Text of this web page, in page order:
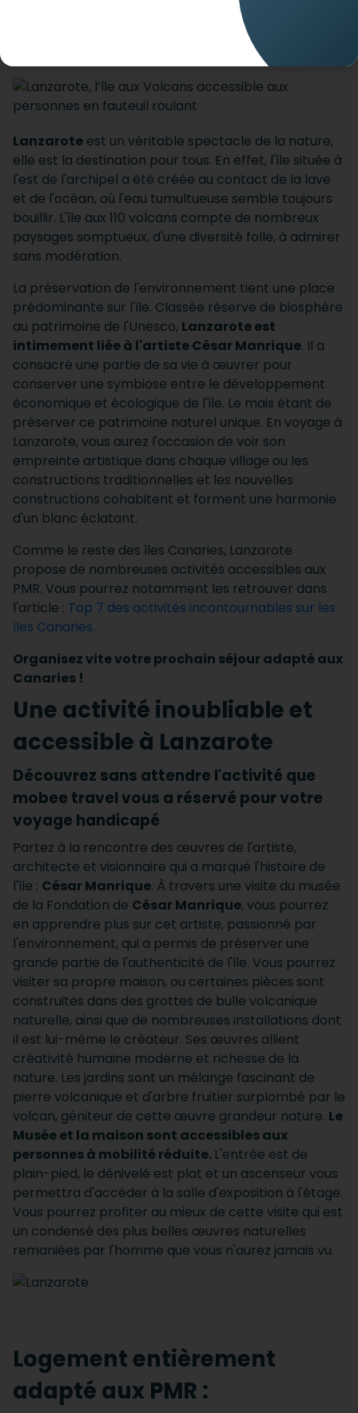
Partez en vacances avec votre handicap en toute
Lanzarote est un véritable spectacle de la nature,
elle est la destination pour tous. En effet, l'île située à
l'est de l'archipel a été créée au contact de la lave
et de l'océan, où l'eau tumultueuse semble toujours
bouillir. L'île aux 110 volcans compte de nombreux
paysages somptueux, d'une diversité folle, à admirer
sans modération.
La préservation de l'environnement tient une place
prédominante sur l'île. Classée réserve de biosphère
au patrimoine de l'Unesco, Lanzarote est
intimement liée à l'artiste César Manrique. Il a
consacré une partie de sa vie à œuvrer pour
conserver une symbiose entre le développement
économique et écologique de l'île. Le mais étant de
préserver ce patrimoine naturel unique. En voyage à
Lanzarote, vous aurez l'occasion de voir son
empreinte artistique dans chaque village ou les
constructions traditionnelles et les nouvelles
constructions cohabitent et forment une harmonie
d'un blanc éclatant.
Comme le reste des îles Canaries, Lanzarote
propose de nombreuses activités accessibles aux
PMR. Vous pourrez notamment les retrouver dans
l'article : Top 7 des activités incontournables sur les
îles Canaries.
Organisez vite votre prochain séjour adapté aux
Canaries !
Une activité inoubliable et
accessible à Lanzarote
Découvrez sans attendre l'activité que
mobee travel vous a réservé pour votre
voyage handicapé
Partez à la rencontre des œuvres de l'artiste,
architecte et visionnaire qui a marqué l'histoire de
l'île : César Manrique. À travers une visite du musée
de la Fondation de César Manrique, vous pourrez
en apprendre plus sur cet artiste, passionné par
l'environnement, qui a permis de préserver une
grande partie de l'authenticité de l'île. Vous pourrez
visiter sa propre maison, ou certaines pièces sont
construites dans des grottes de bulle volcanique
naturelle, ainsi que de nombreuses installations dont
il est lui-même le créateur. Ses œuvres allient
créativité humaine moderne et richesse de la
nature. Les jardins sont un mélange fascinant de
pierre volcanique et d'arbre fruitier surplombé par le
volcan, géniteur de cette œuvre grandeur nature. Le
Musée et la maison sont accessibles aux
personnes à mobilité réduite. L'entrée est de
plain-pied, le dénivelé est plat et un ascenseur vous
permettra d'accéder à la salle d'exposition à l'étage.
Vous pourrez profiter au mieux de cette visite qui est
un condensé des plus belles œuvres naturelles
remaniées par l'homme que vous n'aurez jamais vu.
Logement entièrement
adapté aux PMR :